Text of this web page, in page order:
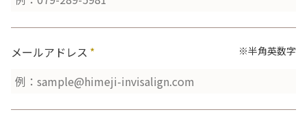
メールアドレス * ※半角英数字